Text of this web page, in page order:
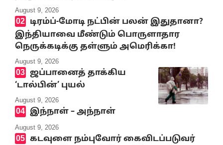
August 9, 2026
டிரம்ப்-மோடி நட்பின் பலன் இதுதானா?
இந்தியாவை மீண்டும் பொருளாதார
நெருக்கடிக்கு தள்ளும் அமெரிக்கா!
August 9, 2026
ஜப்பானைத் தாக்கிய
‘டால்பின்’ புயல்
August 9, 2026
இந்நாள் – அந்நாள்
August 9, 2026
கடவுளை நம்புவோர் கைவிடப்படுவர்